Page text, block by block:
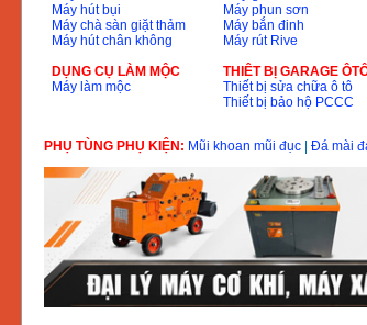
Máy hút bụi
Máy chà sàn giặt thảm
Máy hút chân không
DỤNG CỤ LÀM MỘC
Máy làm mộc
Máy phun sơn
Máy bắn đinh
Máy rút Rive
THIÊT BỊ GARAGE
Thiết bị sửa chữa ô tô
Thiết bị bảo hộ PCCC
PHỤ TÙNG PHỤ KIỆN: Mũi khoan mũi đục| Đá mài